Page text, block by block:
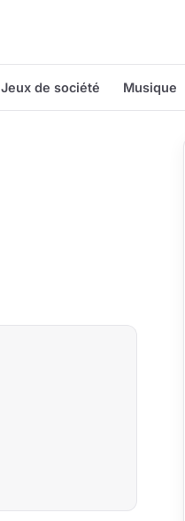
Jeux de société Musique